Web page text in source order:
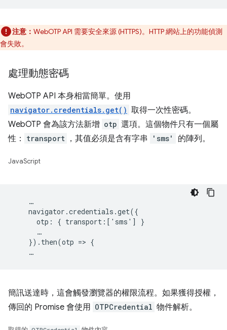
注意： WebOTP API 需要安全來源 (HTTPS)。HTTP 網站上的功能偵測
會失敗。
處理動態密碼
WebOTP API 本身相當簡單。使用
navigator.credentials.get() 取得一次性密碼。
WebOTP 會為該方法新增 otp 選項。這個物件只有一個屬
性：
transport ，其值必須是含有字串 'sms' 的陣列。
JavaScript
    …
    navigator.credentials.get({
      otp: { transport:['sms'] }
      …
    }).then(otp => {
簡訊送達時，這會觸發瀏覽器的權限流程。如果獲得授權，
傳回的 Promise 會使用 OTPCredential 物件解析。